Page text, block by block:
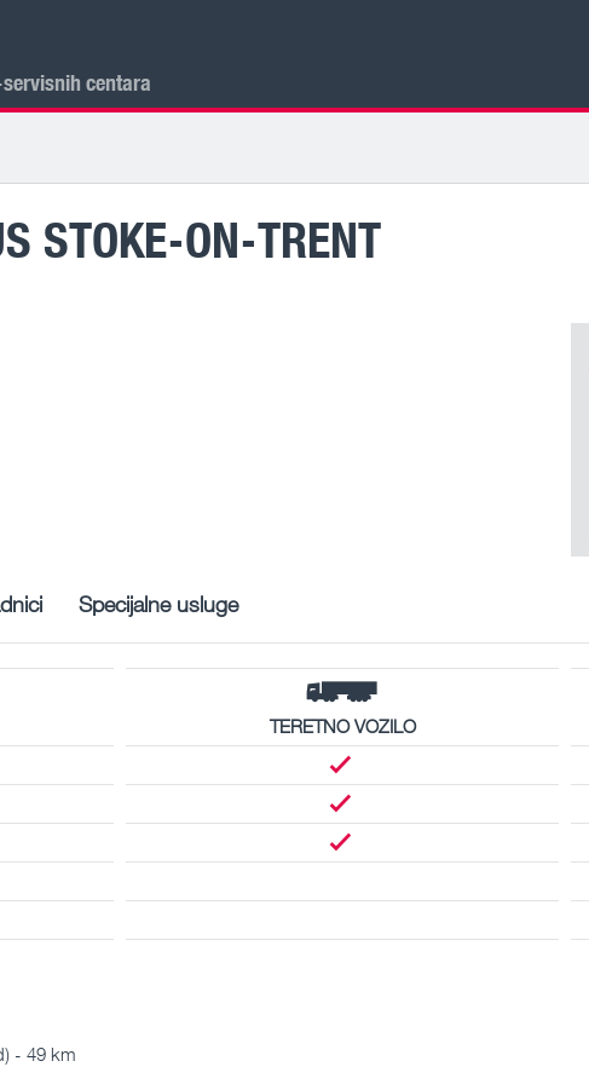
centara
STOKE-ON-TRENT
Specijalne usluge
TERETNO VOZILO
- 49 km